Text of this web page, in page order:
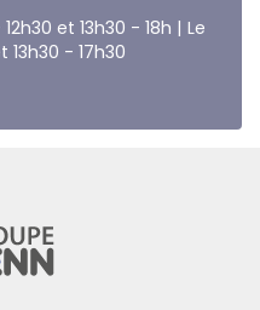
et 13h30 - 18h | Le
13h30 - 17h30